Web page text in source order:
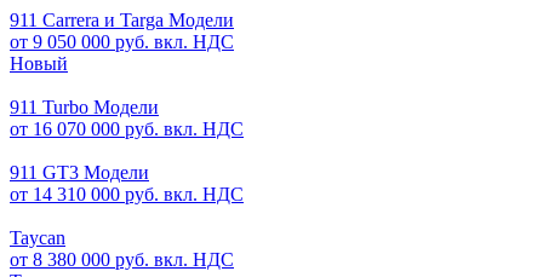
911 Carrera и Targa Модели
от 9 050 000 руб. вкл. НДС
Новый
911 Turbo Модели
от 16 070 000 руб. вкл. НДС
911 GT3 Модели
от 14 310 000 руб. вкл. НДС
Taycan
от 8 380 000 руб. вкл. НДС